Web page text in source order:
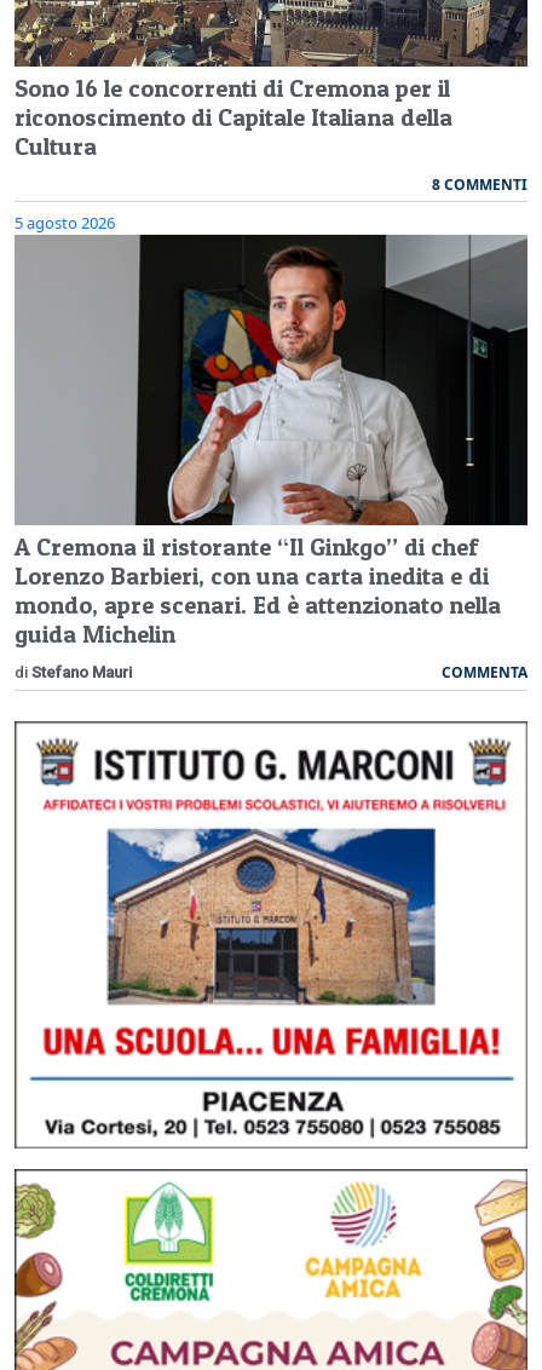
Sono 16 le concorrenti di Cremona per il
riconoscimento di Capitale Italiana della
Cultura
8 COMMENTI
5 agosto 2026
A Cremona il ristorante “Il Ginkgo” di chef
Lorenzo Barbieri, con una carta inedita e di
mondo, apre scenari. Ed è attenzionato nella
guida Michelin
di Stefano Mauri COMMENTA